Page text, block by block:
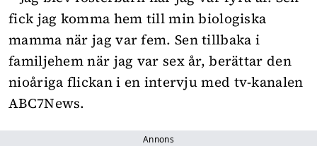
fick jag komma hem till min biologiska
mamma när jag var fem. Sen tillbaka i
familjehem när jag var sex år, berättar den
nioåriga flickan i en intervju med tv-kanalen
ABC7News.
Annons